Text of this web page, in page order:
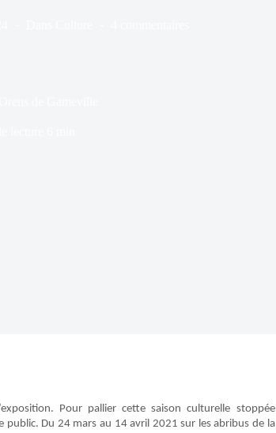
Pour pallier cette saison culturelle stoppée
public. Du 24 mars au 14 avril 2021 sur les abribus de la